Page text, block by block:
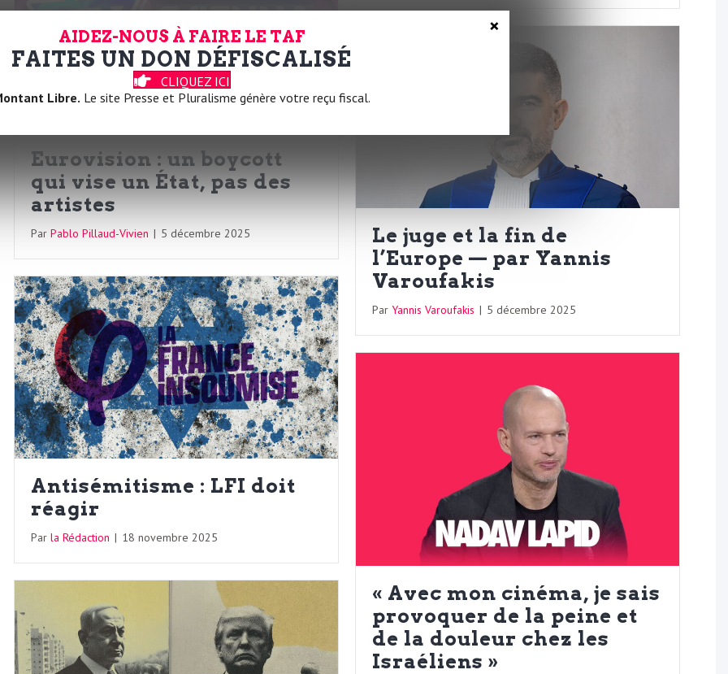
Eurovision : un boycott
qui vise un État, pas des
artistes
Par Pablo Pillaud-Vivien | 5 décembre 2025
Le juge et la fin de
l’Europe — par Yannis
Varoufakis
Par Yannis Varoufakis | 5 décembre 2025
Antisémitisme : LFI doit
réagir
Par la Rédaction | 18 novembre 2025
« Avec mon cinéma, je sais
provoquer de la peine et
de la douleur chez les
Israéliens »
AIDEZ-NOUS À FAIRE LE TAF
FAITES UN DON DÉFISCALISÉ
CLIQUEZ ICI
Libre. Le site Presse et Pluralisme génère votre reçu fiscal.
×